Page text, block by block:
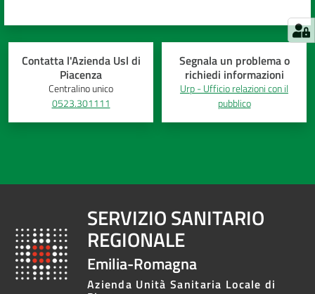
Contatta l'Azienda Usl di
Piacenza
Centralino unico
0523.301111
Segnala un problema o
richiedi informazioni
Urp - Ufficio relazioni con il
pubblico
SERVIZIO SANITARIO
REGIONALE
Emilia-Romagna
Azienda Unità Sanitaria Locale di